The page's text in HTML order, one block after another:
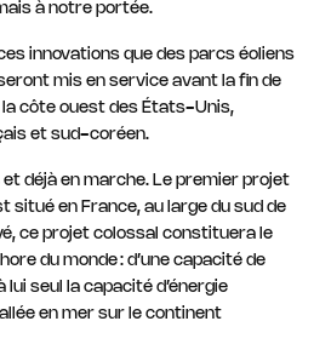
à notre portée.
innovations que des parcs éoliens
mis en service avant la fin de
côte ouest des États-Unis,
et sud-coréen.
déjà en marche. Le premier projet
situé en France, au large du sud de
ce projet colossal constituera le
du monde : d’une capacité de
seul la capacité d’énergie
en mer sur le continent